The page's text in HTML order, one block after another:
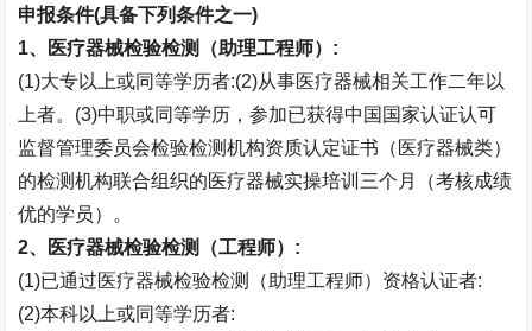
申报条件(具备下列条件之一)
1、医疗器械检验检测（助理工程师） :
(1)大专以上或同等学历者:(2)从事医疗器械相关工作二年以
上者。 (3)中职或同等学历，参加已获得中国国家认证认可
监督管理委员会检验检测机构资质认定证书（医疗器械类）
的检测机构联合组织的医疗器械实操培训三个月（考核成绩
优的学员）。
2、医疗器械检验检测（工程师） :
(1)已通过医疗器械检验检测（助理工程师）资格认证者:
(2)本科以上或同等学历者: